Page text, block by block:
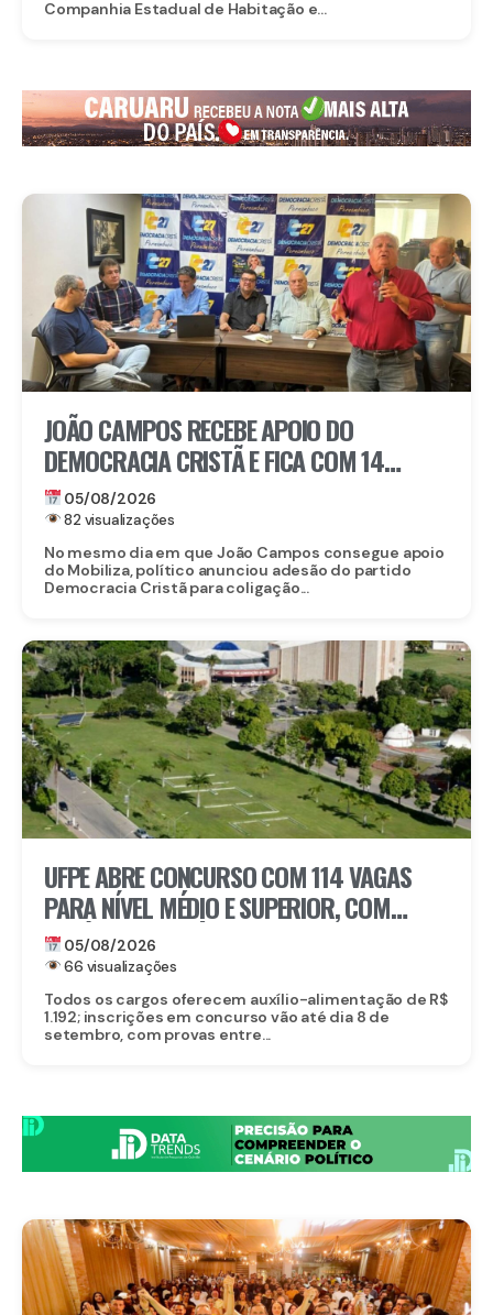
Companhia Estadual de Habitação e...
JOÃO CAMPOS RECEBE APOIO DO
DEMOCRACIA CRISTÃ E FICA COM 14
PARTIDOS EM COLIGAÇÃO CONTRA
RAQUEL
05/08/2026
82 visualizações
No mesmo dia em que João Campos consegue apoio
do Mobiliza, político anunciou adesão do partido
Democracia Cristã para coligação...
UFPE ABRE CONCURSO COM 114 VAGAS
PARA NÍVEL MÉDIO E SUPERIOR, COM
SALÁRIOS DE ATÉ R$ 5,2 MIL
05/08/2026
66 visualizações
Todos os cargos oferecem auxílio-alimentação de R$
1.192; inscrições em concurso vão até dia 8 de
setembro, com provas entre...